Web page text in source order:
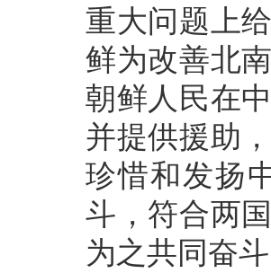
重大问题上
鲜为改善北
朝鲜人民在
并提供援助
珍惜和发扬
斗，符合两
为之共同奋斗